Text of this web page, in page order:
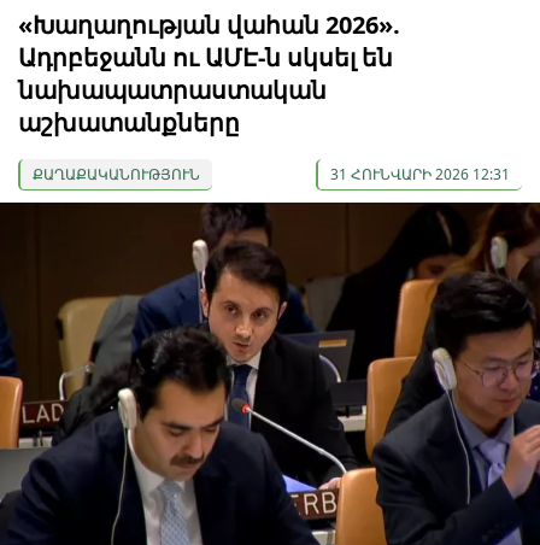
«Խաղաղության վահան 2026».
Ադրբեջանն ու ԱՄԷ-ն սկսել են
նախապատրաստական ​​
աշխատանքները
ՔԱՂԱՔԱԿԱՆՈՒԹՅՈՒՆ 31 ՀՈՒՆՎԱՐԻ 2026 12:31